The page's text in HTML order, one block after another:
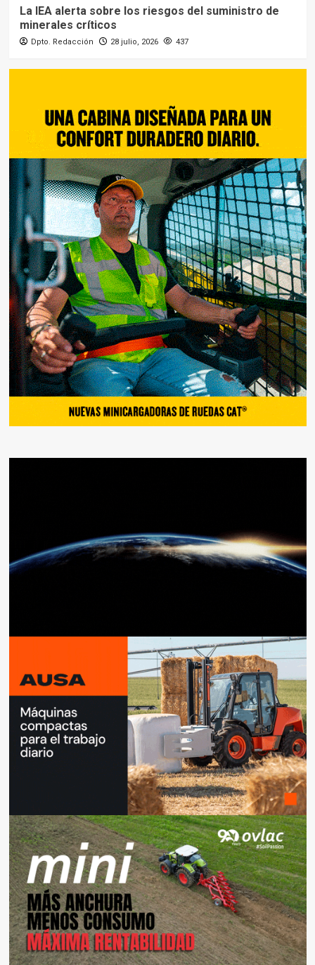
La IEA alerta sobre los riesgos del suministro de
minerales críticos
Dpto. Redacción 28 julio, 2026 437